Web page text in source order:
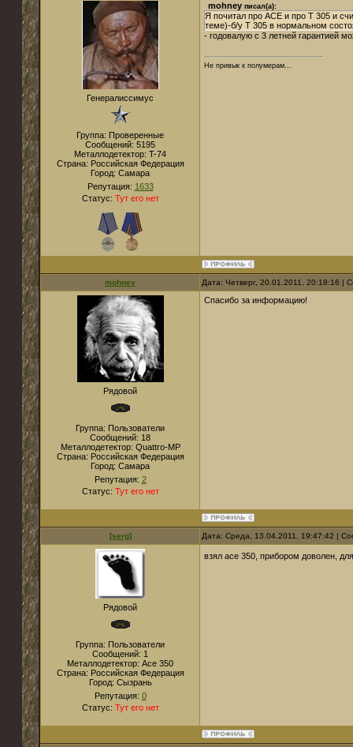
Генералиссимус
Группа: Проверенные
Сообщений: 5195
Металлодетектор: T-74
Страна: Российская Федерация
Город: Самара
Репутация: 1633
Статус: Тут его нет
mohney писал(а):
Я почитал про ACE и про Т 305 и
теме)-б/у Т 305 в нормальном
- годовалую с 3 летней гарантией
Не привык к полумерам...
mohney Дата: Четверг, 20.01.2011, 20:18:16 |
Рядовой
Группа: Пользователи
Сообщений: 18
Металлодетектор: Quattro-MP
Страна: Российская Федерация
Город: Самара
Репутация: 2
Статус: Тут его нет
Спасибо за информацию!
[serg] Дата: Среда, 13.04.2011, 19:47:42 |
Рядовой
Группа: Пользователи
Сообщений: 1
Металлодетектор: Асе 350
Страна: Российская Федерация
Город: Сызрань
Репутация: 0
Статус: Тут его нет
взял асе 350, прибором доволен,